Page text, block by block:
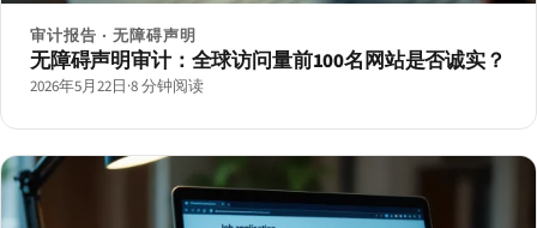
审计报告 · 无障碍声明
无障碍声明审计：全球访问量前100名网站是否诚实？
2026年5月22日 ·8 分钟阅读